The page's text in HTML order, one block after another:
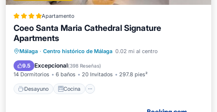
Apartamento
Coeo Santa Maria Cathedral Signature
Apartments
Málaga · Centro histórico de Málaga 0.02 mi al centro
9.5 Excepcional(398 Reseñas)
14 Dormitorios 6 baños 20 Invitados 297.8 pies²
Desayuno Cocina
Desayuno
Cocina
Aire acondicionado